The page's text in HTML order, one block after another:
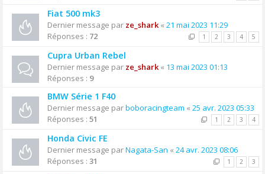
Fiat 500 mk3
Dernier message par ze_shark« 21 mai 2023 11:29
Réponses : 72 1 2 3 4 5
Cupra Urban Rebel
Dernier message par ze_shark« 13 mai 2023 01:13
Réponses : 9
BMW Série 1 F40
Dernier message parboboracingteam « 25 avr. 2023 05:33
Réponses : 51 1 2 3 4
Honda Civic FE
Dernier message parNagata-San « 24 avr. 2023 08:06
Réponses : 31 1 2 3